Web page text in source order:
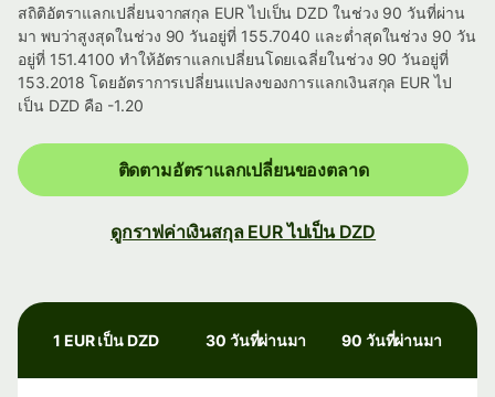
สถิติอัตราแลกเปลี่ยนจากสกุล EUR ไปเป็น DZD ในช่วง 90 วันที่ผ่าน
มา พบว่าสูงสุดในช่วง 90 วันอยู่ที่ 155.7040 และต่ำสุดในช่วง 90 วัน
อยู่ที่ 151.4100 ทำให้อัตราแลกเปลี่ยนโดยเฉลี่ยในช่วง 90 วันอยู่ที่
153.2018 โดยอัตราการเปลี่ยนแปลงของการแลกเงินสกุล EUR ไป
เป็น DZD คือ -1.20
ติดตามอัตราแลกเปลี่ยนของตลาด
ดูกราฟค่าเงินสกุล EUR ไปเป็น DZD
1 EUR เป็น DZD 30 วันที่ผ่านมา 90 วันที่ผ่านมา